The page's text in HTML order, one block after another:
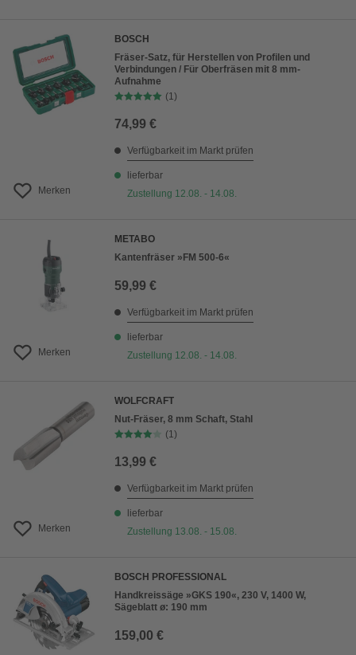
Merken
BOSCH
Fräser-Satz, für Herstellen von Profilen und
Verbindungen / Für Oberfräsen mit 8 mm-
Aufnahme
(1)
74,99 €
Verfügbarkeit im Markt prüfen
lieferbar
Zustellung 12.08. - 14.08.
Merken
METABO
Kantenfräser »FM 500-6«
59,99 €
Verfügbarkeit im Markt prüfen
lieferbar
Zustellung 12.08. - 14.08.
Merken
WOLFCRAFT
Nut-Fräser, 8 mm Schaft, Stahl
(1)
13,99 €
Verfügbarkeit im Markt prüfen
lieferbar
Zustellung 13.08. - 15.08.
BOSCH PROFESSIONAL
Handkreissäge »GKS 190«, 230 V, 1400 W,
Sägeblatt ø: 190 mm
159,00 €